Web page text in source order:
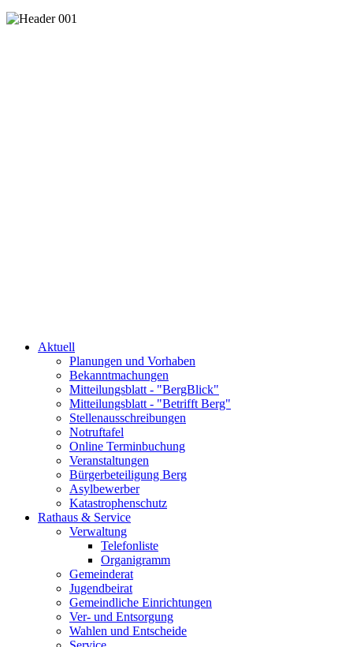
Aktuell
Planungen und Vorhaben
Bekanntmachungen
Mitteilungsblatt - "BergBlick"
Mitteilungsblatt - "Betrifft Berg"
Stellenausschreibungen
Notruftafel
Online Terminbuchung
Veranstaltungen
Bürgerbeteiligung Berg
Asylbewerber
Katastrophenschutz
Rathaus & Service
Verwaltung
Telefonliste
Organigramm
Gemeinderat
Jugendbeirat
Gemeindliche Einrichtungen
Ver- und Entsorgung
Wahlen und Entscheide